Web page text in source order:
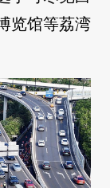
览馆等荔湾